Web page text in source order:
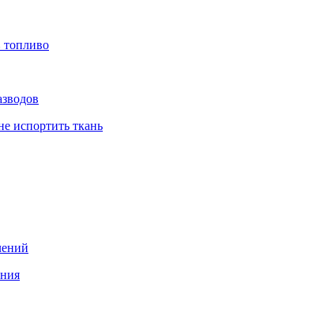
топливо
испортить ткань